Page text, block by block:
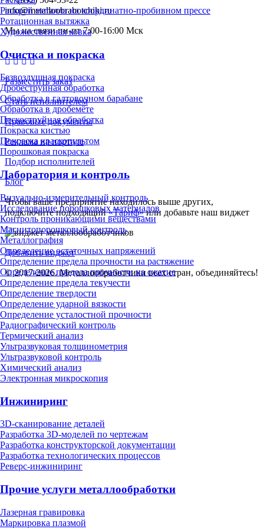
Раскрой металла на координатно-пробивном прессе
Ротационная вытяжка
Художественная ковка
Очистка и покраска
Безвоздушная покраска
Дробеструйная обработка
Обработка в галтовочном барабане
Обработка в дробемёте
Пескоструйная обработка
Покраска кистью
Покраска краскопультом
Порошковая покраска
Лаборатория и контроль
Визуально-измерительный контроль
Исследование порошковых материалов
Контроль проникающими веществами
Магнитопорошковый контроль
Металлография
Определение остаточных напряжений
Определение предела прочности на растяжение
Определение предела прочности на сжатие
Определение предела текучести
Определение твердости
Определение ударной вязкости
Определение усталостной прочности
Радиографический контроль
Термический анализ
Ультразвуковая толщинометрия
Ультразвуковой контроль
Химический анализ
Электронная микроскопия
Инжиниринг
3D-сканирование деталей
Разработка 3D-моделей по чертежам
Разработка конструкторской документации
Разработка технологических процессов
Реверс-инжиниринг
Прочие услуги металлообработки
Лазерная гравировка
Маркировка плазмой
info@metalloobrabotchiki.ru
Мы на связи пн-пт 7:00-16:00 Мск
Разместить заказ
Стать исполнителем
Правовые документы
Реклама на портале
Подбор исполнителей
Блог
Чтобы ваше предприятие находилось выше других,
подключите подходящий«Тариф»или добавьте наш виджет
Добавить виджет
© 2017-2026. Металлообработчики всех стран, объединяйтесь!